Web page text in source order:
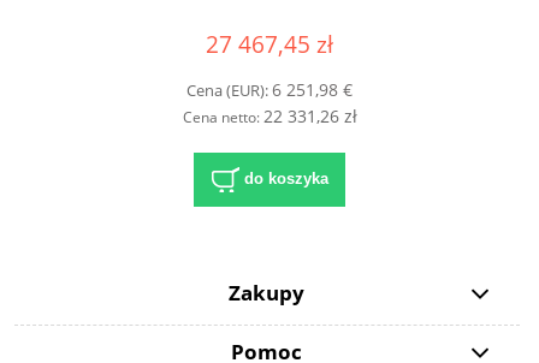
27 467,45 zł
Cena (EUR):6 251,98 €
Cena netto:22 331,26 zł
do koszyka
Zakupy
Pomoc